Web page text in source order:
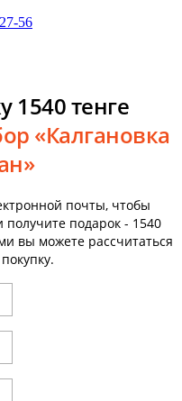
56
1540 тенге
«Калгановка
почты, чтобы
подарок - 1540
вы можете рассчитаться